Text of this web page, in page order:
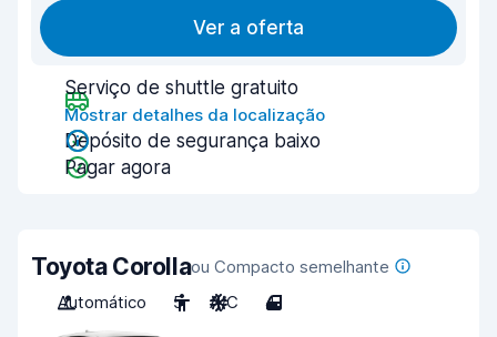
Ver a oferta
Serviço de shuttle gratuito
Mostrar detalhes da localização
Depósito de segurança baixo
Pagar agora
Toyota Corollaou Compacto semelhante
Automático
5 A/C 4